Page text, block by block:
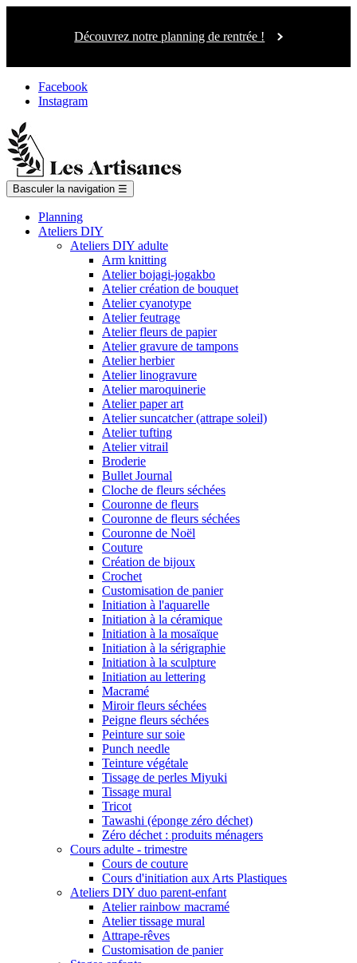
Découvrez notre planning de rentrée !
Facebook
Instagram
Basculer la navigation ☰
Planning
Ateliers DIY
Ateliers DIY adulte
Arm knitting
Atelier bojagi-jogakbo
Atelier création de bouquet
Atelier cyanotype
Atelier feutrage
Atelier fleurs de papier
Atelier gravure de tampons
Atelier herbier
Atelier linogravure
Atelier maroquinerie
Atelier paper art
Atelier suncatcher (attrape soleil)
Atelier tufting
Atelier vitrail
Broderie
Bullet Journal
Cloche de fleurs séchées
Couronne de fleurs
Couronne de fleurs séchées
Couronne de Noël
Couture
Création de bijoux
Crochet
Customisation de panier
Initiation à l'aquarelle
Initiation à la céramique
Initiation à la mosaïque
Initiation à la sérigraphie
Initiation à la sculpture
Initiation au lettering
Macramé
Miroir fleurs séchées
Peigne fleurs séchées
Peinture sur soie
Punch needle
Teinture végétale
Tissage de perles Miyuki
Tissage mural
Tricot
Tawashi (éponge zéro déchet)
Zéro déchet : produits ménagers
Cours adulte - trimestre
Cours de couture
Cours d'initiation aux Arts Plastiques
Ateliers DIY duo parent-enfant
Atelier rainbow macramé
Atelier tissage mural
Attrape-rêves
Customisation de panier